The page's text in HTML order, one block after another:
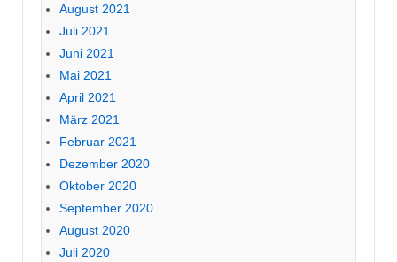
August 2021
Juli 2021
Juni 2021
Mai 2021
April 2021
März 2021
Februar 2021
Dezember 2020
Oktober 2020
September 2020
August 2020
Juli 2020